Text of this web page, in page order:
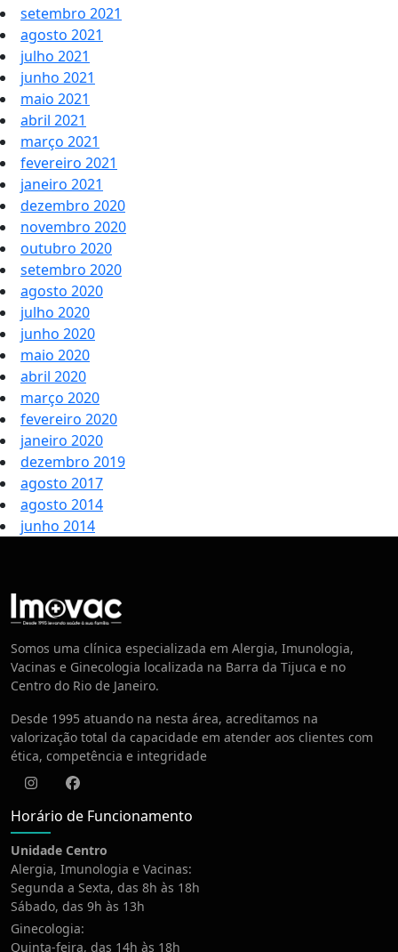
setembro 2021
agosto 2021
julho 2021
junho 2021
maio 2021
abril 2021
março 2021
fevereiro 2021
janeiro 2021
dezembro 2020
novembro 2020
outubro 2020
setembro 2020
agosto 2020
julho 2020
junho 2020
maio 2020
abril 2020
março 2020
fevereiro 2020
janeiro 2020
dezembro 2019
agosto 2017
agosto 2014
junho 2014
Centro de Vacinação
Somos uma clínica especializada em Alergia, Imunologia,
Vacinas e Ginecologia localizada na Barra da Tijuca e no
Centro do Rio de Janeiro.
Desde 1995 atuando na nesta área, acreditamos na
valorização total da capacidade em atender aos clientes com
ética, competência e integridade
InstagramFacebook
Horário de Funcionamento
Unidade Centro
Alergia, Imunologia e Vacinas:
Segunda a Sexta, das 8h às 18h
Sábado, das 9h às 13h
Ginecologia:
Quinta-feira, das 14h às 18h